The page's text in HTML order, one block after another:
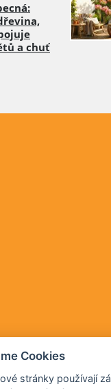
a chuť
Cookies
stránky používají